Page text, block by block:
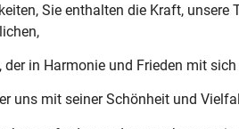
Sie enthalten die Kraft, unsere
in Harmonie und Frieden mit
uns mit seiner Schönheit und